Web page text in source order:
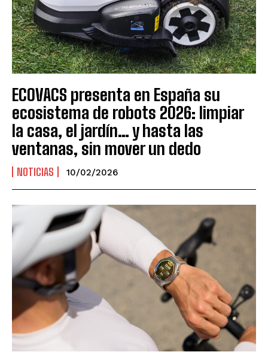
ECOVACS presenta en España su
ecosistema de robots 2026: limpiar
la casa, el jardín… y hasta las
ventanas, sin mover un dedo
NOTICIAS 10/02/2026